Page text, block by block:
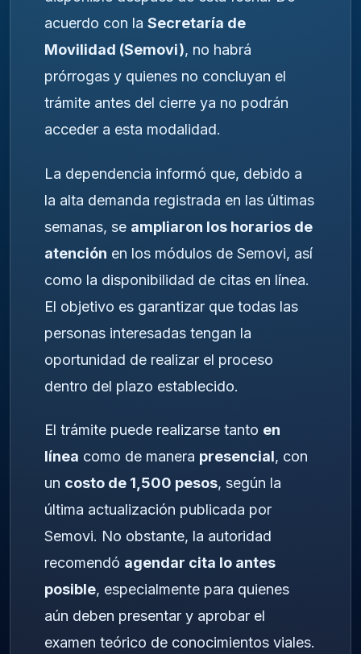
acuerdo con la Secretaría de
Movilidad (Semovi), no habrá
prórrogas y quienes no concluyan el
trámite antes del cierre ya no podrán
acceder a esta modalidad.
La dependencia informó que, debido a
la alta demanda registrada en las últimas
semanas, se ampliaron los horarios de
atención en los módulos de Semovi, así
como la disponibilidad de citas en línea.
El objetivo es garantizar que todas las
personas interesadas tengan la
oportunidad de realizar el proceso
dentro del plazo establecido.
El trámite puede realizarse tanto en
línea como de manera presencial, con
un costo de 1,500 pesos, según la
última actualización publicada por
Semovi. No obstante, la autoridad
recomendó agendar cita lo antes
posible, especialmente para quienes
aún deben presentar y aprobar el
examen teórico de conocimientos viales.